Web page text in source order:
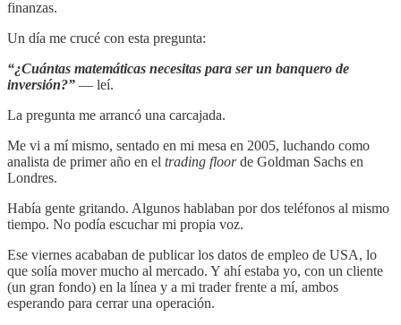
finanzas.
Un día me crucé con esta pregunta:
“¿Cuántas matemáticas necesitas para ser un banquero de
inversión?” — leí.
La pregunta me arrancó una carcajada.
Me vi a mí mismo, sentado en mi mesa en 2005, luchando como
analista de primer año en el trading floorde Goldman Sachs en
Londres.
Había gente gritando. Algunos hablaban por dos teléfonos al mismo
tiempo. No podía escuchar mi propia voz.
Ese viernes acababan de publicar los datos de empleo de USA, lo
que solía mover mucho al mercado. Y ahí estaba yo, con un cliente
(un gran fondo) en la línea y a mi trader frente a mí, ambos
esperando para cerrar una operación.